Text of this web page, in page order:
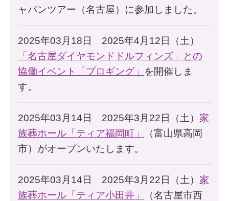
ャパンツアー（名古屋）に参加しました。
2025年03月18日 2025年4月12日（土）
「名古屋ダイヤモンドドルフィンズ」との
協働イベント「プロギング」 を開催しま
す。
2025年03月14日 2025年3月22日（土） 家
族葬ホール「ティア福岡町」
（富山県高岡
市）がオープンいたします。
2025年03月14日 2025年3月22日（土） 家
族葬ホール「ティア小田井」
（名古屋市西